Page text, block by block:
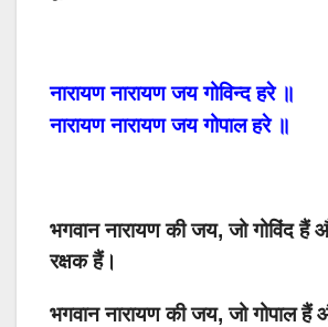
नारायण नारायण जय गोविन्द हरे ॥
नारायण नारायण जय गोपाल हरे ॥
भगवान नारायण की जय, जो गोविंद
रक्षक हैं।
भगवान नारायण की जय, जो गोपाल